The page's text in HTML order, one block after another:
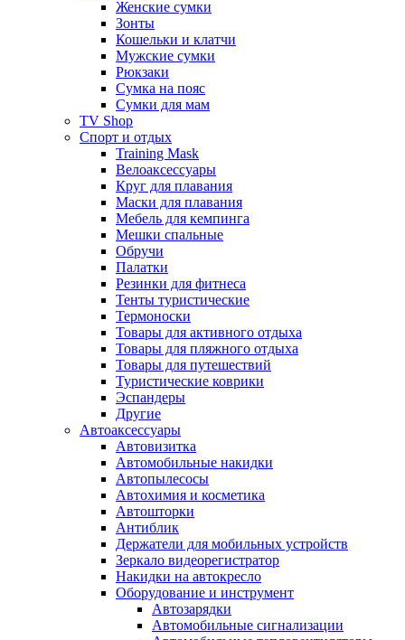
Женские сумки
Зонты
Кошельки и клатчи
Мужские сумки
Рюкзаки
Сумка на пояс
Сумки для мам
TV Shop
Спорт и отдых
Training Mask
Велоаксессуары
Круг для плавания
Маски для плавания
Мебель для кемпинга
Мешки спальные
Обручи
Палатки
Резинки для фитнеса
Тенты туристические
Термоноски
Товары для активного отдыха
Товары для пляжного отдыха
Товары для путешествий
Туристические коврики
Эспандеры
Другие
Автоаксессуары
Автовизитка
Автомобильные накидки
Автопылесосы
Автохимия и косметика
Автошторки
Антиблик
Держатели для мобильных устройств
Зеркало видеорегистратор
Накидки на автокресло
Оборудование и инструмент
Автозарядки
Автомобильные сигнализации